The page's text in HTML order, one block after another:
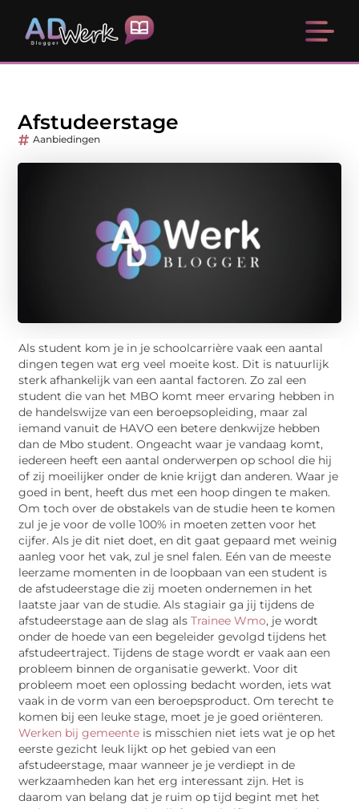
Afstudeerstage
Aanbiedingen
Als student kom je in je schoolcarrière vaak een aantal
dingen tegen wat erg veel moeite kost. Dit is natuurlijk
sterk afhankelijk van een aantal factoren. Zo zal een
student die van het MBO komt meer ervaring hebben in
de handelswijze van een beroepsopleiding, maar zal
iemand vanuit de HAVO een betere denkwijze hebben
dan de Mbo student. Ongeacht waar je vandaag komt,
iedereen heeft een aantal onderwerpen op school die hij
of zij moeilijker onder de knie krijgt dan anderen. Waar je
goed in bent, heeft dus met een hoop dingen te maken.
Om toch over de obstakels van de studie heen te komen
zul je je voor de volle 100% in moeten zetten voor het
cijfer. Als je dit niet doet, en dit gaat gepaard met weinig
aanleg voor het vak, zul je snel falen. Eén van de meeste
leerzame momenten in de loopbaan van een student is
de afstudeerstage die zij moeten ondernemen in het
laatste jaar van de studie. Als stagiair ga jij tijdens de
afstudeerstage aan de slag alsTrainee Wmo, je wordt
onder de hoede van een begeleider gevolgd tijdens het
afstudeertraject. Tijdens de stage wordt er vaak aan een
probleem binnen de organisatie gewerkt. Voor dit
probleem moet een oplossing bedacht worden, iets wat
vaak in de vorm van een beroepsproduct. Om terecht te
komen bij een leuke stage, moet je je goed oriënteren.
Werken bij gemeente is misschien niet iets wat je op het
eerste gezicht leuk lijkt op het gebied van een
afstudeerstage, maar wanneer je je verdiept in de
werkzaamheden kan het erg interessant zijn. Het is
daarom van belang dat je ruim op tijd begint met het